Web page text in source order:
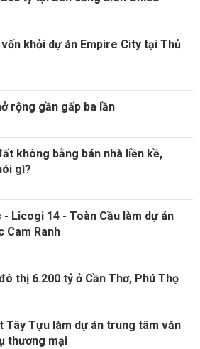
khỏi dự án Empire City tại Thủ
rộng gần gấp ba lần
không bằng bán nhà liền kề,
gì?
Licogi 14 - Toàn Cầu làm dự án
Cam Ranh
thị 6.200 tỷ ở Cần Thơ, Phú Thọ
Tây Tựu làm dự án trung tâm văn
thương mại